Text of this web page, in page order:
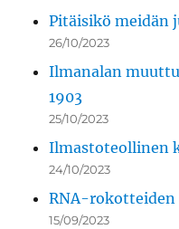
Pitäisikö meidän
26/10/2023
Ilmanalan
1903
25/10/2023
Ilmastoteollinen
24/10/2023
RNA-rokotteiden
15/09/2023